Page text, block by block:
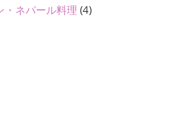
・ネパール料理 (4)